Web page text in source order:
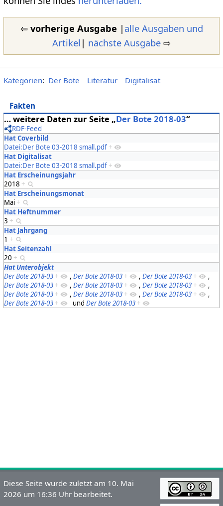
⇦ vorherige Ausgabe | alle Ausgaben und
Artikel | nächste Ausgabe ⇨
Kategorien: Der Bote Literatur Digitalisat
Fakten
… weitere Daten zur Seite „Der Bote 2018-03“
RDF-Feed
Hat Coverbild
Datei:Der Bote 03-2018 small.pdf +
Hat Digitalisat
Datei:Der Bote 03-2018 small.pdf +
Hat Erscheinungsjahr
2018 +
Hat Erscheinungsmonat
Mai +
Hat Heftnummer
3 +
Hat Jahrgang
1 +
Hat Seitenzahl
20 +
Hat Unterobjekt
Der Bote 2018-03 + , Der Bote 2018-03 + , Der Bote 2018-03 +
,
Der Bote 2018-03 + , Der Bote 2018-03 + , Der Bote 2018-03 +
,
Der Bote 2018-03 + , Der Bote 2018-03 + , Der Bote 2018-03 +
,
Der Bote 2018-03 + und Der Bote 2018-03 +
Diese Seite wurde zuletzt am 10. Mai
2026 um 16:36 Uhr bearbeitet.